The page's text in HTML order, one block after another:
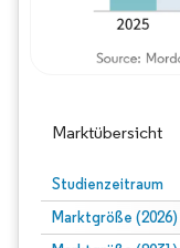
Marktübersicht
Studienzeitraum
Marktgröße (2026)